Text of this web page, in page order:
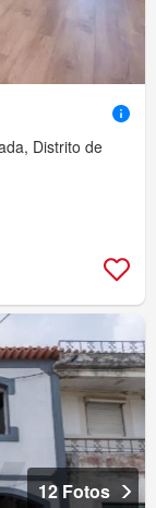
Distrito de
12 Fotos